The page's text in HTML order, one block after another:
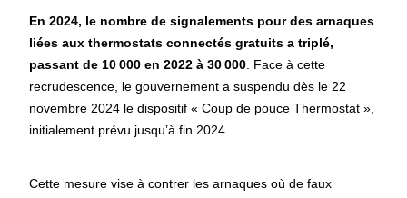
En 2024, le nombre de signalements pour des arnaques
liées aux thermostats connectés gratuits a triplé,
passant de 10 000 en 2022 à 30 000 Face à cette
recrudescence, le gouvernement a suspendu dès le 22
novembre 2024 le dispositif « Coup de pouce Thermostat »,
initialement prévu jusqu’à fin 2024.
Cette mesure vise à contrer les arnaques où de faux